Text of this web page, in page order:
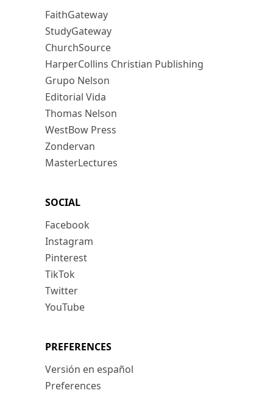
FaithGateway
StudyGateway
ChurchSource
HarperCollins Christian Publishing
Grupo Nelson
Editorial Vida
Thomas Nelson
WestBow Press
Zondervan
MasterLectures
SOCIAL
Facebook
Instagram
Pinterest
TikTok
Twitter
YouTube
PREFERENCES
Versión en español
Preferences